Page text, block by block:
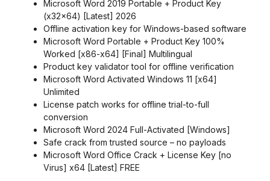
Microsoft Word 2019 Portable + Product Key
(x32x64) [Latest] 2026
Offline activation key for Windows-based software
Microsoft Word Portable + Product Key 100%
Worked [x86-x64] [Final] Multilingual
Product key validator tool for offline verification
Microsoft Word Activated Windows 11 [x64]
Unlimited
License patch works for offline trial-to-full
conversion
Microsoft Word 2024 Full-Activated [Windows]
Safe crack from trusted source – no payloads
Microsoft Word Office Crack + License Key [no
Virus] x64 [Latest] FREE